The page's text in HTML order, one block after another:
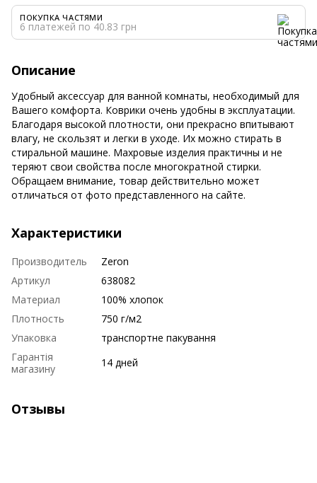
ПОКУПКА ЧАСТЯМИ
6 платежей по 40.83 грн
Описание
Удобный аксессуар для ванной комнаты, необходимый для
Вашего комфорта. Коврики очень удобны в эксплуатации.
Благодаря высокой плотности, они прекрасно впитывают
влагу, не скользят и легки в уходе. Их можно стирать в
стиральной машине. Махровые изделия практичны и не
теряют свои свойства после многократной стирки.
Обращаем внимание, товар действительно может
отличаться от фото представленного на сайте.
Характеристики
Производитель
Zeron
Артикул
638082
Материал
100% хлопок
Плотность
750 г/м2
Упаковка
транспортне пакування
Гарантія
магазину
14 дней
Отзывы